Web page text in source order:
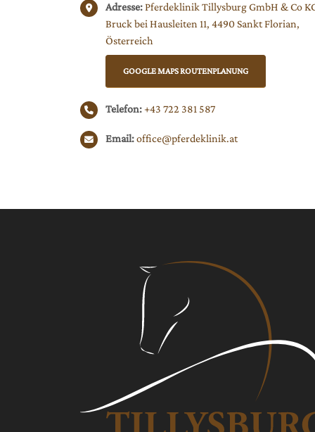
Adresse:Pferdeklinik Tillysburg GmbH & Co
Bruck bei Hausleiten 11, 4490 Sankt Florian,
Österreich
GOOGLE MAPS ROUTENPLANUNG
Telefon: +43 722 381 587
Email: